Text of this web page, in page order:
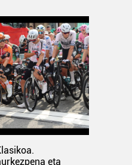
eta